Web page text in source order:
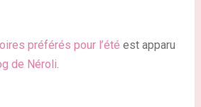
préférés pour l’été est apparu
de Néroli